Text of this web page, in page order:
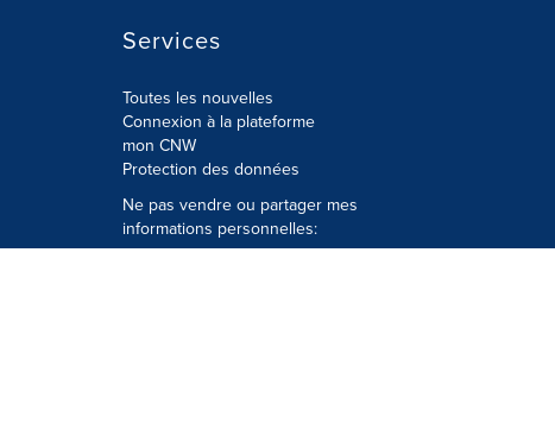
Services
Toutes les nouvelles
Connexion à la plateforme
mon CNW
Protection des données
Ne pas vendre ou partager mes
informations personnelles: